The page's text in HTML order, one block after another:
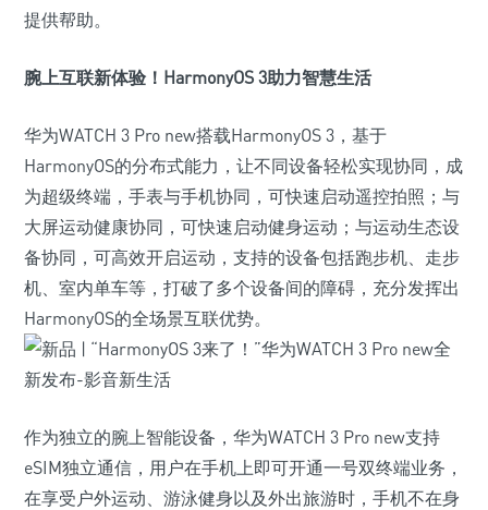
提供帮助。
腕上互联新体验！HarmonyOS 3助力智慧生活
华为WATCH 3 Pro new搭载HarmonyOS 3，基于
HarmonyOS的分布式能力，让不同设备轻松实现协同，成
为超级终端，手表与手机协同，可快速启动遥控拍照；与
大屏运动健康协同，可快速启动健身运动；与运动生态设
备协同，可高效开启运动，支持的设备包括跑步机、走步
机、室内单车等，打破了多个设备间的障碍，充分发挥出
HarmonyOS的全场景互联优势。
作为独立的腕上智能设备，华为WATCH 3 Pro new支持
eSIM独立通信，用户在手机上即可开通一号双终端业务，
在享受户外运动、游泳健身以及外出旅游时，手机不在身